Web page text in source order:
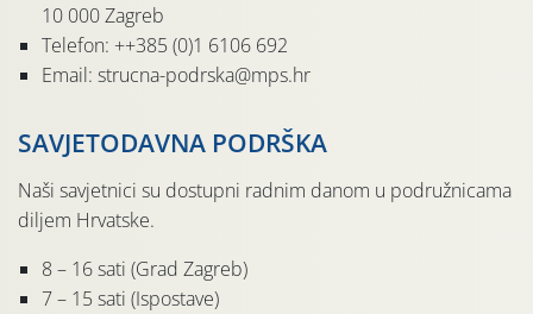
10 000 Zagreb
Telefon: ++385 (0)1 6106 692
Email: strucna-podrska@mps.hr
SAVJETODAVNA PODRŠKA
Naši savjetnici su dostupni radnim danom u podružnicama
diljem Hrvatske.
8 – 16 sati (Grad Zagreb)
7 – 15 sati (Ispostave)